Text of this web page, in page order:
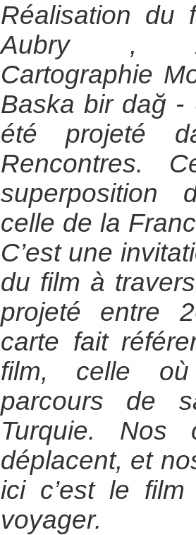
Réalisation du
Aubry ,
Cartographie
Baska bir dağ -
été projeté
Rencontres.
superposition
celle de la
C’est une
du film à
projeté entre
carte fait
film, celle
parcours de
Turquie. Nos
déplacent, et
ici c’est le
voyager.